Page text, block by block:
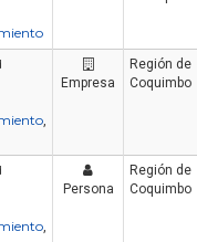
,
Empresa
Región de
Coquimbo
,
Persona
Región de
Coquimbo